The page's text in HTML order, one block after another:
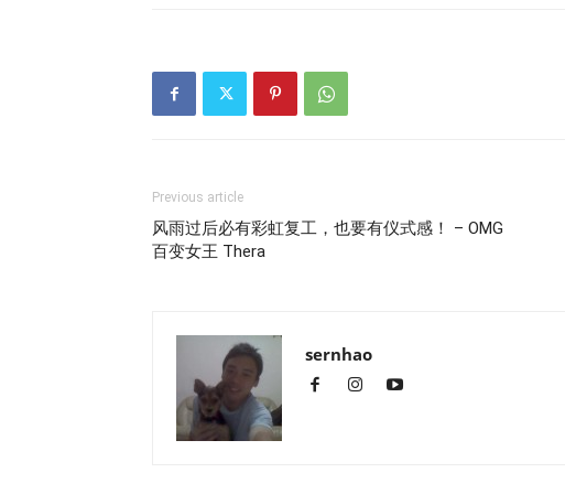
Previous article
风雨过后必有彩虹复工，也要有仪式感！ – OMG
百变女王 Thera
sernhao